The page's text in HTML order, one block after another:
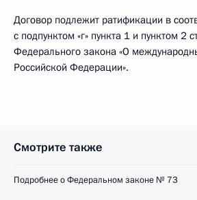
Договор подлежит ратификации в
с подпунктом «г» пункта 1 и пунктом 2
Федерального закона «О
Российской Федерации».
Смотрите также
Подробнее о Федеральном законе № 73